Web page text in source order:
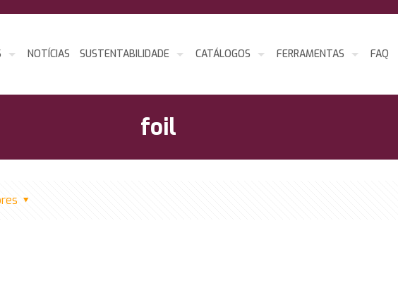
NOTÍCIAS SUSTENTABILIDADE CATÁLOGOS FERRAMENTAS FAQ
foil